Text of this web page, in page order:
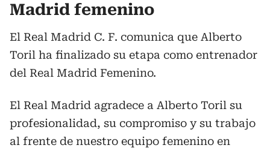
Madrid femenino
El Real Madrid C. F. comunica que Alberto
Toril ha finalizado su etapa como entrenador
del Real Madrid Femenino.
El Real Madrid agradece a Alberto Toril su
profesionalidad, su compromiso y su trabajo
al frente de nuestro equipo femenino en